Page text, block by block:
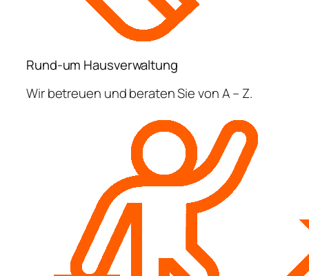
Rund-um Hausverwaltung
Wir betreuen und beraten Sie von A – Z.